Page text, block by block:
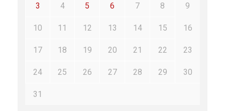
3 4 5 6 7 8 9
10 11 12 13 14 15 16
17 18 19 20 21 22 23
24 25 26 27 28 29 30
31